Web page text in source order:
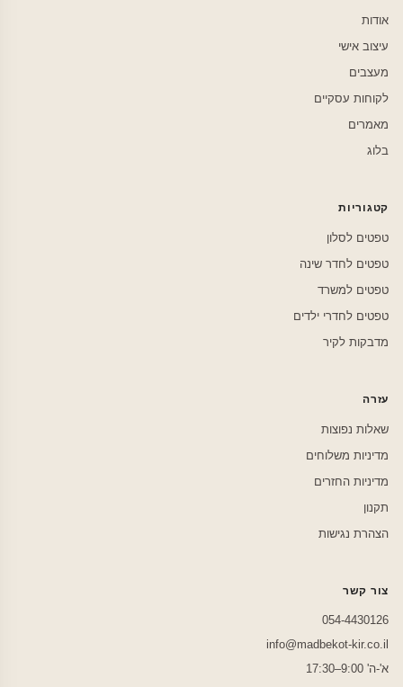
אודות
עיצוב אישי
מעצבים
לקוחות עסקיים
מאמרים
בלוג
קטגוריות
טפטים לסלון
טפטים לחדר שינה
טפטים למשרד
טפטים לחדרי ילדים
מדבקות לקיר
עזרה
שאלות נפוצות
מדיניות משלוחים
מדיניות החזרים
תקנון
הצהרת נגישות
צור קשר
054-4430126
info@madbekot-kir.co.il
א'-ה' 9:00–17:30